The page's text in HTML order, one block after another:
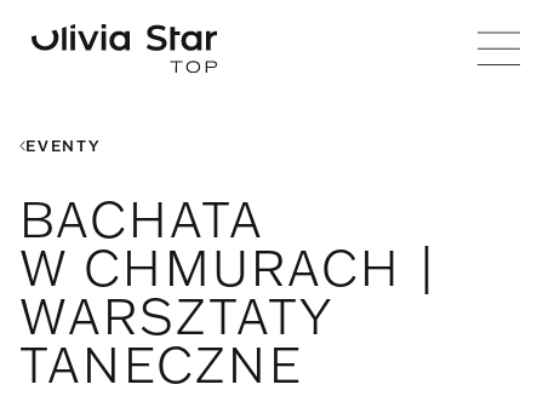
EVENTY
BACHATA
W CHMURACH |
WARSZTATY
TANECZNE